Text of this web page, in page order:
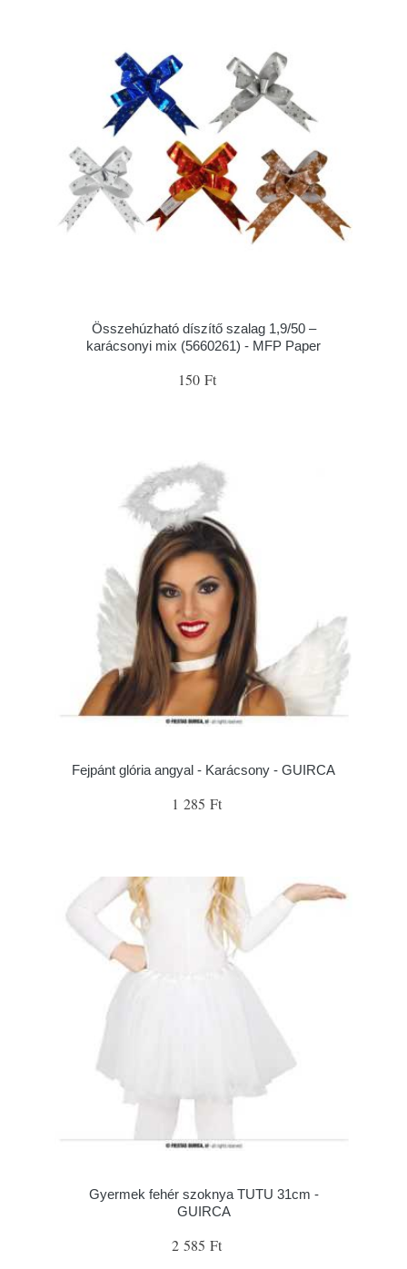
Összehúzható díszítő szalag 1,9/50 –
karácsonyi mix (5660261) - MFP Paper
150 Ft
Fejpánt glória angyal - Karácsony - GUIRCA
1 285 Ft
Gyermek fehér szoknya TUTU 31cm -
GUIRCA
2 585 Ft